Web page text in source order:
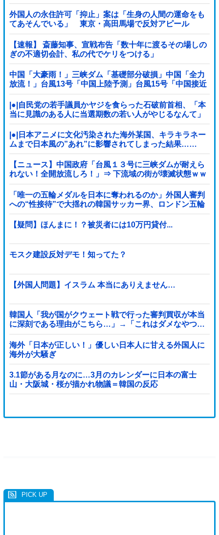
外国人の永住許可「抑止」案は「生身の人間の運命をも
てあそんでいる」 東京・高田馬場で反対アピール
【速報】 斎藤知事、宣戦布告「数十年に渡るその場しの
ぎの不適切会計、私の代でケリをつける」
中国「大豪雨！」三峡ダム「基礎部分破損」中国「全力
放流！」台風13号「中国上陸予測」台風15号「中国接近
（画像」中国「台風同時上陸！（穀物生産が壊滅危機」
→
|●|自民党の若手議員かヤジを食らった石破前首相、「本
当に見識のある人に当選期数の若い人がやじるなんて」
と不満たらたらな様子を見せて……
|●|日本アニメに文化汚染された海外某国、キラキラネー
ムまで日本風の”あれ”に影響されてしまった結果……
【ニュース】中国政府「台風１３号に三峡ダムが耐えら
れない！全開放流しろ！」⇒ 下流域の街が壊滅状態ｗｗ
ｗｗｗ
「唯一の五輪メダルを日本に奪われるのか」外国人審判
への“性接待”で大揺れの韓国サッカー界、ロンドン五輪
メダル剝奪の可能性に戦々恐々「前例がない」
【疑問】ほんまに！？被災者には10万円貸付...
モスク建設反対デモ！知ってた？
【外国人問題】イスラム 本当にありえません…
韓国人「我が国がクウェート戦で行った審判買収が本当
に深刻である理由がこちら…」→「これはダメなやつ…
（ブルブル」＝韓国の反応
海外「日本が正しい！」優しい日本人に甘える外国人に
海外が大騒ぎ
3.1節がある月なのに…3月のカレンダーに日本の富士
山・大阪城・桜が描かれ物議＝韓国の反応